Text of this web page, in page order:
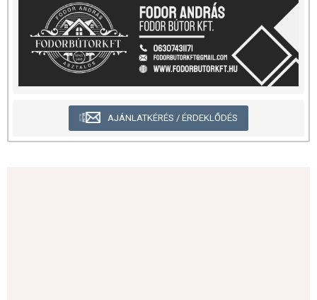
AJÁNLATKÉRÉS / ÉRDEKLŐDÉS